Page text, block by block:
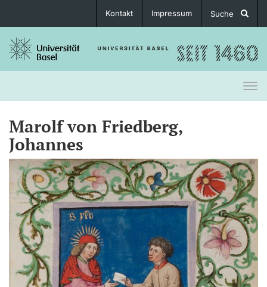
Kontakt Impressum Suche
Marolf von Friedberg,
Johannes